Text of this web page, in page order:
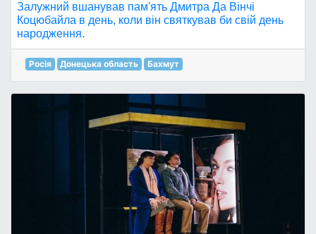
Залужний вшанував пам'ять Дмитра Да Вінчі
Коцюбайла в день, коли він святкував би свій день
народження.
Росія Донецька область Бахмут